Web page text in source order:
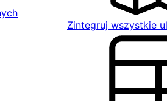
Zintegruj wszystkie